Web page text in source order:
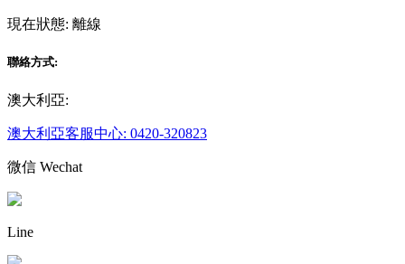
現在狀態: 離線
聯絡方式:
澳大利亞:
澳大利亞客服中心: 0420-320823
微信 Wechat
Line